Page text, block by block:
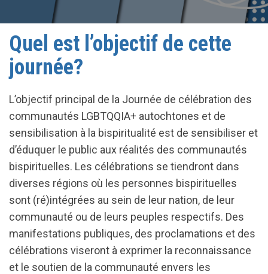
Quel est l’objectif de cette
journée?
L’objectif principal de la Journée de célébration des
communautés LGBTQQIA+ autochtones et de
sensibilisation à la bispiritualité est de sensibiliser et
d’éduquer le public aux réalités des communautés
bispirituelles. Les célébrations se tiendront dans
diverses régions où les personnes bispirituelles
sont (ré)intégrées au sein de leur nation, de leur
communauté ou de leurs peuples respectifs. Des
manifestations publiques, des proclamations et des
célébrations viseront à exprimer la reconnaissance
et le soutien de la communauté envers les